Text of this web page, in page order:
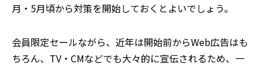
月・5月頃から対策を開始しておくとよいでしょう。
会員限定セールながら、近年は開始前からWeb広告はも
ちろん、TV・CMなどでも大々的に宣伝されるため、一